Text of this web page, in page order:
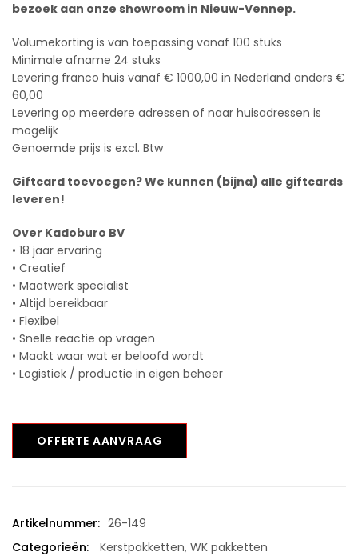
bezoek aan onze showroom in Nieuw-Vennep.
Volumekorting is van toepassing vanaf 100 stuks
Minimale afname 24 stuks
Levering franco huis vanaf € 1000,00 in Nederland anders €
60,00
Levering op meerdere adressen of naar huisadressen is
mogelijk
Genoemde prijs is excl. Btw
Giftcard toevoegen? We kunnen (bijna) alle giftcards
leveren!
Over Kadoburo BV
• 18 jaar ervaring
• Creatief
• Maatwerk specialist
• Altijd bereikbaar
• Flexibel
• Snelle reactie op vragen
• Maakt waar wat er beloofd wordt
• Logistiek / productie in eigen beheer
OFFERTE AANVRAAG
Artikelnummer: 26-149
Categorieën:
Kerstpakketten, WK pakketten